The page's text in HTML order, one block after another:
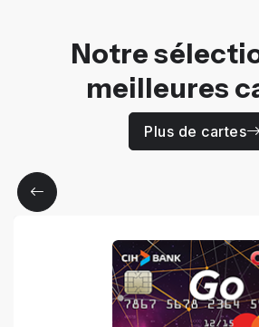
Notre
meilleures
Plus de cartes